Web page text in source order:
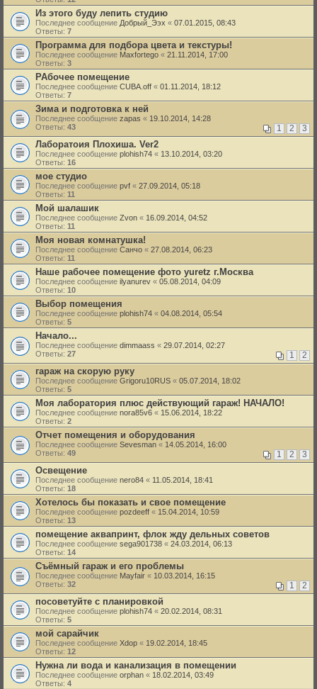
Из этого буду лепить студию
Последнее сообщение Добрый_Ээх « 07.01.2015, 08:43
Ответы: 7
Программа для подбора цвета и текстуры!
Последнее сообщение Maxfortego « 21.11.2014, 17:00
Ответы: 3
РАбочее помещение
Последнее сообщение CUBA.off « 01.11.2014, 18:12
Ответы: 7
Зима и подготовка к ней
Последнее сообщение zapas « 19.10.2014, 14:28
Ответы: 43 1 2 3
Лаборатоия Плохиша. Ver2
Последнее сообщение plohish74 « 13.10.2014, 03:20
Ответы: 16
мое студио
Последнее сообщение pvf « 27.09.2014, 05:18
Ответы: 11
Мой шалашик
Последнее сообщение Zvon « 16.09.2014, 04:52
Ответы: 11
Моя новая комнатушка!
Последнее сообщение Санчо « 27.08.2014, 06:23
Ответы: 11
Наше рабочее помещение фото yuretz г.Москва
Последнее сообщение ilyanurev « 05.08.2014, 04:09
Ответы: 10
Выбор помещения
Последнее сообщение plohish74 « 04.08.2014, 05:54
Ответы: 5
Начало...
Последнее сообщение dimmaass « 29.07.2014, 02:27
Ответы: 27 1 2
гараж на скорую руку
Последнее сообщение Grigoru10RUS « 05.07.2014, 18:02
Ответы: 5
Моя лаборатория плюс действующий гараж! НАЧАЛО!
Последнее сообщение nora85v6 « 15.06.2014, 18:22
Ответы: 2
Отчет помещения и оборудования
Последнее сообщение Sevesman « 14.05.2014, 16:00
Ответы: 49 1 2 3
Освещение
Последнее сообщение nero84 « 11.05.2014, 18:41
Ответы: 18
Хотелось бы показать и свое помещение
Последнее сообщение pozdeeff « 15.04.2014, 10:59
Ответы: 13
помещение аквапринт, флок жду дельных советов
Последнее сообщение sega901738 « 24.03.2014, 06:13
Ответы: 14
Съёмный гараж и его проблемы
Последнее сообщение Mayfair « 10.03.2014, 16:15
Ответы: 32 1 2
посоветуйте с планировкой
Последнее сообщение plohish74 « 20.02.2014, 08:31
Ответы: 5
мой сарайчик
Последнее сообщение Xdop « 19.02.2014, 18:45
Ответы: 12
Нужна ли вода и канализация в помещении
Последнее сообщение orphan « 18.02.2014, 03:49
Ответы: 4